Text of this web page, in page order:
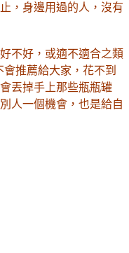
，身邊用過的人，沒有
不好，或適不適合之類
會推薦給大家，花不到
丟掉手上那些瓶瓶罐
人一個機會，也是給自